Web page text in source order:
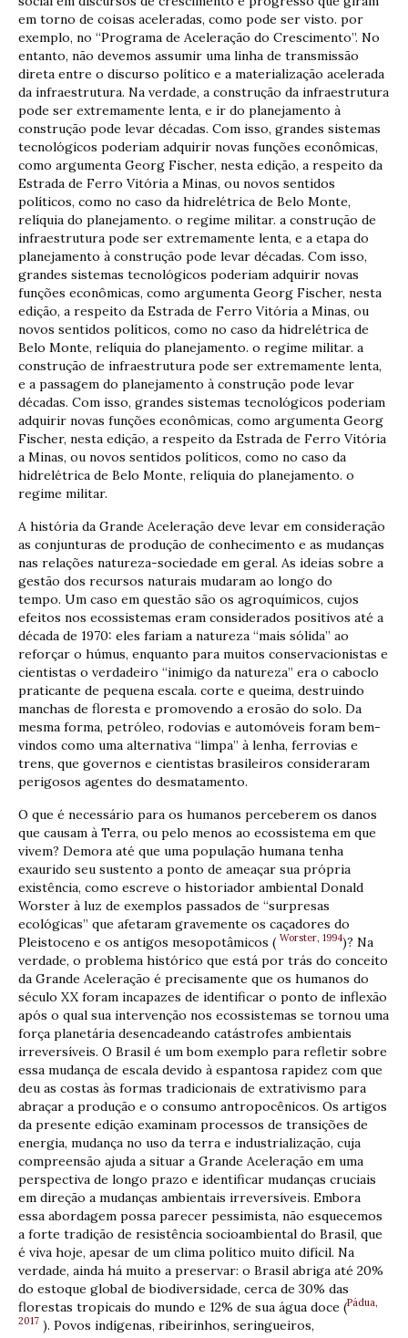
em torno de coisas aceleradas, como pode ser visto. por
exemplo, no “Programa de Aceleração do Crescimento”. No
entanto, não devemos assumir uma linha de transmissão
direta entre o discurso político e a materialização acelerada
da infraestrutura. Na verdade, a construção da infraestrutura
pode ser extremamente lenta, e ir do planejamento à
construção pode levar décadas. Com isso, grandes sistemas
tecnológicos poderiam adquirir novas funções econômicas,
como argumenta Georg Fischer, nesta edição, a respeito da
Estrada de Ferro Vitória a Minas, ou novos sentidos
políticos, como no caso da hidrelétrica de Belo Monte,
relíquia do planejamento. o regime militar. a construção de
infraestrutura pode ser extremamente lenta, e a etapa do
planejamento à construção pode levar décadas. Com isso,
grandes sistemas tecnológicos poderiam adquirir novas
funções econômicas, como argumenta Georg Fischer, nesta
edição, a respeito da Estrada de Ferro Vitória a Minas, ou
novos sentidos políticos, como no caso da hidrelétrica de
Belo Monte, relíquia do planejamento. o regime militar. a
construção de infraestrutura pode ser extremamente lenta,
e a passagem do planejamento à construção pode levar
décadas. Com isso, grandes sistemas tecnológicos poderiam
adquirir novas funções econômicas, como argumenta Georg
Fischer, nesta edição, a respeito da Estrada de Ferro Vitória
a Minas, ou novos sentidos políticos, como no caso da
hidrelétrica de Belo Monte, relíquia do planejamento. o
regime militar.
A história da Grande Aceleração deve levar em consideração
as conjunturas de produção de conhecimento e as mudanças
nas relações natureza-sociedade em geral. As ideias sobre a
gestão dos recursos naturais mudaram ao longo do
tempo. Um caso em questão são os agroquímicos, cujos
efeitos nos ecossistemas eram considerados positivos até a
década de 1970: eles fariam a natureza “mais sólida” ao
reforçar o húmus, enquanto para muitos conservacionistas e
cientistas o verdadeiro “inimigo da natureza” era o caboclo
praticante de pequena escala. corte e queima, destruindo
manchas de floresta e promovendo a erosão do solo. Da
mesma forma, petróleo, rodovias e automóveis foram bem-
vindos como uma alternativa “limpa” à lenha, ferrovias e
trens, que governos e cientistas brasileiros consideraram
perigosos agentes do desmatamento.
O que é necessário para os humanos perceberem os danos
que causam à Terra, ou pelo menos ao ecossistema em que
vivem? Demora até que uma população humana tenha
exaurido seu sustento a ponto de ameaçar sua própria
existência, como escreve o historiador ambiental Donald
Worster à luz de exemplos passados ​​de “surpresas
ecológicas” que afetaram gravemente os caçadores do
Pleistoceno e os antigos mesopotâmicos ( Worster, 1994)? Na
verdade, o problema histórico que está por trás do conceito
da Grande Aceleração é precisamente que os humanos do
século XX foram incapazes de identificar o ponto de inflexão
após o qual sua intervenção nos ecossistemas se tornou uma
força planetária desencadeando catástrofes ambientais
irreversíveis. O Brasil é um bom exemplo para refletir sobre
essa mudança de escala devido à espantosa rapidez com que
deu as costas às formas tradicionais de extrativismo para
abraçar a produção e o consumo antropocênicos. Os artigos
da presente edição examinam processos de transições de
energia, mudança no uso da terra e industrialização, cuja
compreensão ajuda a situar a Grande Aceleração em uma
perspectiva de longo prazo e identificar mudanças cruciais
em direção a mudanças ambientais irreversíveis. Embora
essa abordagem possa parecer pessimista, não esquecemos
a forte tradição de resistência socioambiental do Brasil, que
é viva hoje, apesar de um clima político muito difícil. Na
verdade, ainda há muito a preservar: o Brasil abriga até 20%
do estoque global de biodiversidade, cerca de 30% das
florestas tropicais do mundo e 12% de sua água doce (Pádua,
2017 ). Povos indígenas, ribeirinhos, seringueiros,